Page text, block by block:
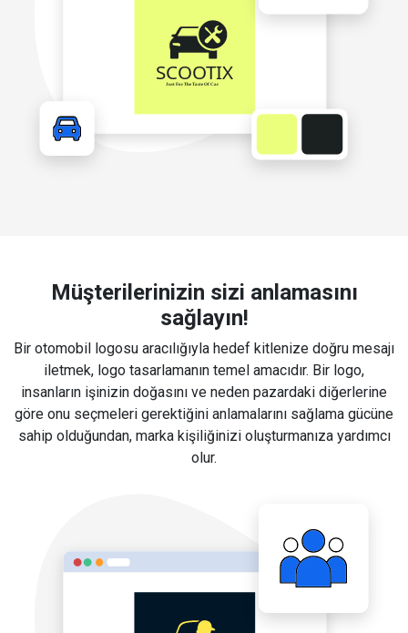
Müşterilerinizin sizi anlamasını
sağlayın!
Bir otomobil logosu aracılığıyla hedef kitlenize doğru mesajı
iletmek, logo tasarlamanın temel amacıdır. Bir logo,
insanların işinizin doğasını ve neden pazardaki diğerlerine
göre onu seçmeleri gerektiğini anlamalarını sağlama gücüne
sahip olduğundan, marka kişiliğinizi oluşturmanıza yardımcı
olur.